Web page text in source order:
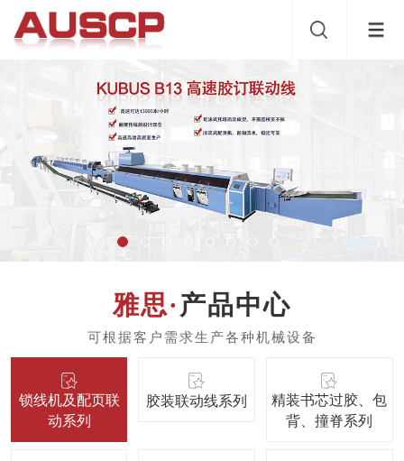
产品中心
锁线机及配页联
动系列
胶装联动线系列
精装书芯过胶、包
背、撞脊系列